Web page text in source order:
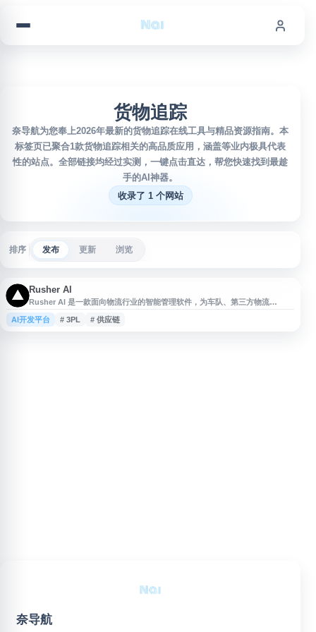
货物追踪
奈导航为您奉上2026年最新的货物追踪在线工具与精品资源指南。本
标签页已聚合1款货物追踪相关的高品质应用，涵盖等业内极具代表
性的站点。全部链接均经过实测，一键点击直达，帮您快速找到最趁
手的AI神器。
收录了 1 个网站
排序 发布 更新 浏览
Rusher Al
Rusher AI 是一款面向物流行业的智能管理软件，为车队、第三方物流
（3PL）和最后一公里配送提供全流程可视化解决方案。平台通过智能路线规
划、实时货物追踪和清晰的数据仪表板，帮助物流企业提升运营效率、降低成
AI开发平台 # 3PL # 供应链
奈导航